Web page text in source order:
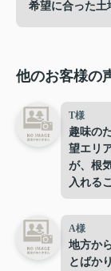
希望に合った土
他のお客様の
T様
趣味の
望エリ
が、根
入れる
A様
地方か
とばか